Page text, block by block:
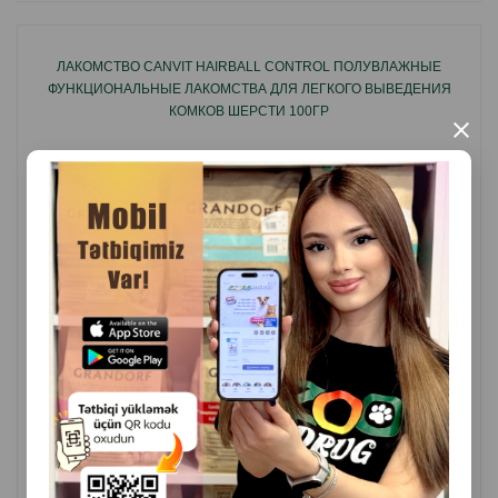
×
Ключевые особенности:
Муссовое лакомство с натуральным вкусом
лосося.
Удобная форма стиков для индивидуальных
порций.
Богат белком и омега-3 для здоровья кожи и
шерсти.
Не содержит искусственных красителей и
ЛАКОМСТВО CANVIT HAIRBALL CONTROL ПОЛУВЛАЖНЫЕ
ФУНКЦИОНАЛЬНЫЕ ЛАКОМСТВА ДЛЯ ЛЕГКОГО ВЫВЕДЕНИЯ
КОМКОВ ШЕРСТИ 100ГР
( Отзывы)
Масса Цена
Купить
1 шт
7.4 8.20